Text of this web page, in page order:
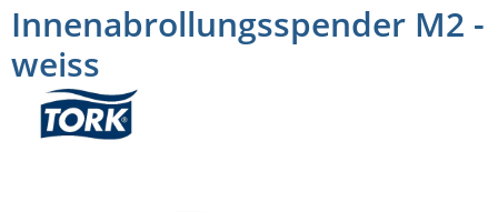
Innenabrollungsspender M2 -
weiss